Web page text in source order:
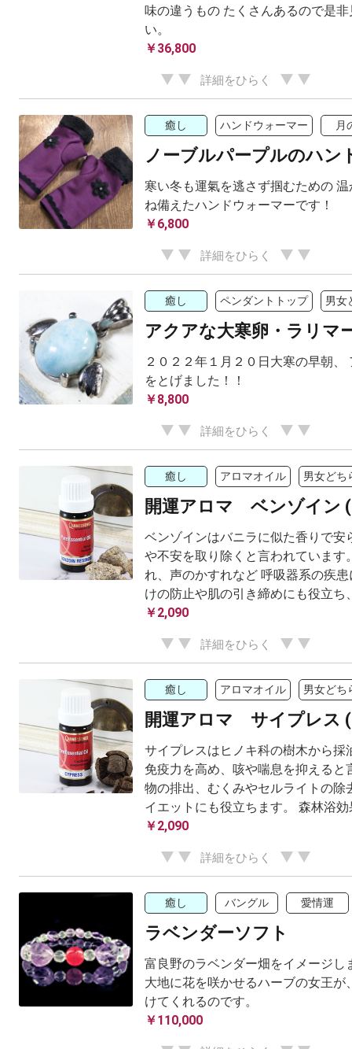
味の違うもの たくさんあるので是
い。
￥36,800
詳細をひらく
癒し ハンドウォーマー 月
ノーブルパープルのハン
寒い冬も運氣を逃さず掴むための
ね備えたハンドウォーマーです！
￥6,800
詳細をひらく
癒し ペンダントトップ 男女
アクアな大寒卵・ラリマ
２０２２年１月２０日大寒の早朝、
をとげました！！
￥8,800
詳細をひらく
癒し アロマオイル 男女どち
開運アロマ ベンゾイン
ベンゾインはバニラに似た香りで安
や不安を取り除くと言われています
れ、声のかすれなど 呼吸器系の疾
けの防止や肌の引き締めにも役立ち
￥2,090
詳細をひらく
癒し アロマオイル 男女どち
開運アロマ サイプレス
サイプレスはヒノキ科の樹木から採
免疫力を高め、咳や喘息を抑えると
物の排出、むくみやセルライトの除
イエットにも役立ちます。 森林浴効
￥2,090
詳細をひらく
癒し バングル 愛情運
ラベンダーソフト
富良野のラベンダー畑をイメージし
大地に花を咲かせるハーブの女王が
けてくれるのです。
￥110,000